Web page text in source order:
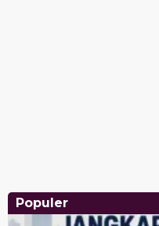
Populer